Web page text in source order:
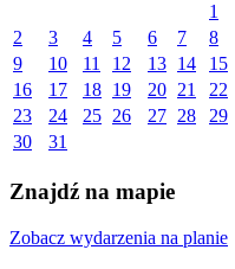
1
2
3 4 5 6 7
8
9
10 11 12 13 14
15
16
17 18 19 20 21
22
23
24 25 26 27 28
29
30
31
Znajdź na mapie
Zobacz wydarzenia na planie